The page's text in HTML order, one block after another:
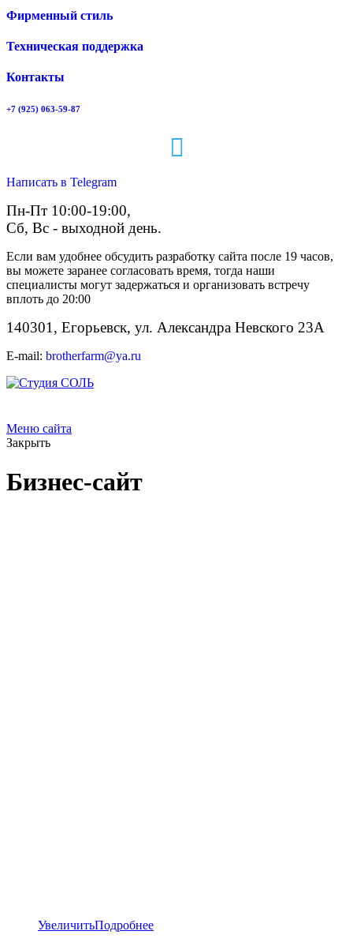
Фирменный стиль
Техническая поддержка
Контакты
+7 (925) 063-59-87
Написать в Telegram
Пн-Пт 10:00-19:00,
Сб, Вс - выходной день.
Если вам удобнее обсудить разработку сайта после 19 часов,
вы можете заранее согласовать время, тогда наши
специалисты могут задержаться и организовать встречу
вплоть до 20:00
140301, Егорьевск, ул. Александра Невского 23А
E-mail: brotherfarm@ya.ru
Меню сайта
Закрыть
Бизнес-сайт
УвеличитьПодробнее